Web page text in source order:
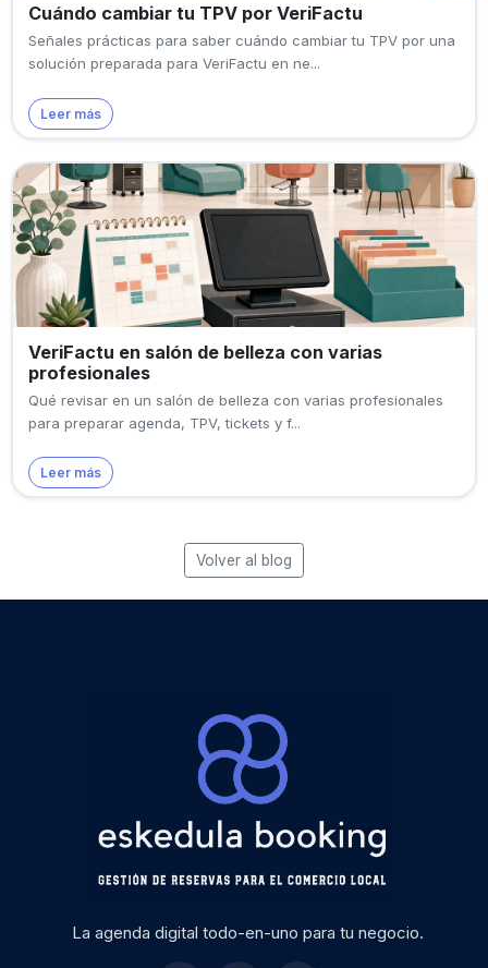
Cuándo cambiar tu TPV por VeriFactu
Señales prácticas para saber cuándo cambiar tu TPV por una
solución preparada para VeriFactu en ne...
Leer más
VeriFactu en salón de belleza con varias
profesionales
Qué revisar en un salón de belleza con varias profesionales
para preparar agenda, TPV, tickets y f...
Leer más
Volver al blog
La agenda digital todo-en-uno para tu negocio.